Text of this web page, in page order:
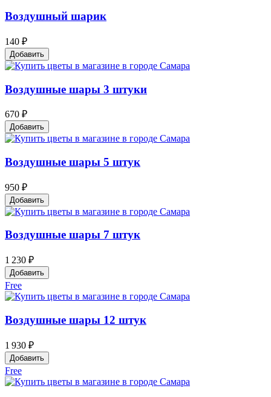
Воздушный шарик
140 ₽
Добавить
Воздушные шары 3 штуки
670 ₽
Добавить
Воздушные шары 5 штук
950 ₽
Добавить
Воздушные шары 7 штук
1 230 ₽
Добавить
Free
Воздушные шары 12 штук
1 930 ₽
Добавить
Free